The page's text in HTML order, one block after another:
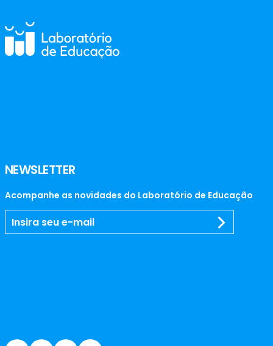
NEWSLETTER
Acompanhe as novidades do Laboratório de Educação